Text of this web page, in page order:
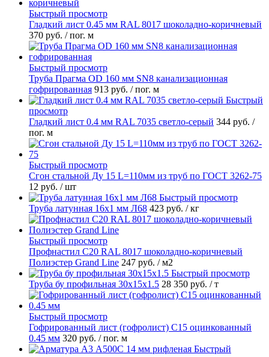
Быстрый просмотр
Гладкий лист 0.45 мм RAL 8017 шоколадно-коричневый
370 руб. / пог. м
Быстрый просмотр
Труба Прагма OD 160 мм SN8 канализационная
гофрированная 913 руб. / пог. м
Быстрый
просмотр
Гладкий лист 0.4 мм RAL 7035 светло-серый 344 руб. /
пог. м
Быстрый просмотр
Сгон стальной Ду 15 L=110мм из труб по ГОСТ 3262-75
12 руб. / шт
Быстрый просмотр
Труба латунная 16х1 мм Л68 423 руб. / кг
Быстрый просмотр
Профнастил С20 RAL 8017 шоколадно-коричневый
Полиэстер Grand Line 247 руб. / м2
Быстрый просмотр
Труба бу профильная 30х15х1.5 28 350 руб. / т
Быстрый просмотр
Гофрированный лист (гофролист) С15 оцинкованный
0.45 мм 320 руб. / пог. м
Быстрый